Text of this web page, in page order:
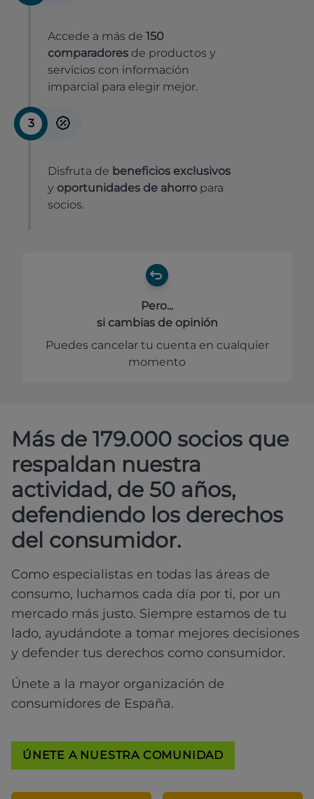
Accede a más de 150
comparadores de productos y
servicios con información
imparcial para elegir mejor.
3
Disfruta de beneficios exclusivos
y oportunidades de ahorro para
socios.
Pero...
si cambias de opinión
Puedes cancelar tu cuenta en cualquier
momento
Más de 179.000 socios que
respaldan nuestra
actividad, de 50 años,
defendiendo los derechos
del consumidor.
Como especialistas en todas las áreas de
consumo, luchamos cada día por ti, por un
mercado más justo. Siempre estamos de tu
lado, ayudándote a tomar mejores decisiones
y defender tus derechos como consumidor.
Únete a la mayor organización de
consumidores de España.
ÚNETE A NUESTRA COMUNIDAD